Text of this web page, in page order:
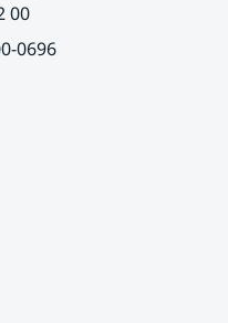
00
0696